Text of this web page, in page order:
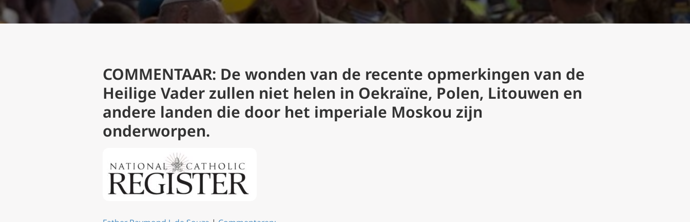
COMMENTAAR: De wonden van de recente opmerkingen van de
Heilige Vader zullen niet helen in Oekraïne, Polen, Litouwen en
andere landen die door het imperiale Moskou zijn
onderworpen.